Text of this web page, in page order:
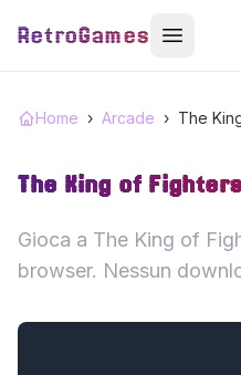
RetroGames
Home › Arcade › The
The King of
Gioca a The King of
browser. Nessun